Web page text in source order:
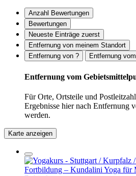
Anzahl Bewertungen
Bewertungen
Neueste Einträge zuerst
Entfernung von meinem Standort
Entfernung von ?
Entfernung
Entfernung vom
Für Orte, Ortsteile und
Ergebnisse hier nach Entfernung
werden.
Karte anzeigen